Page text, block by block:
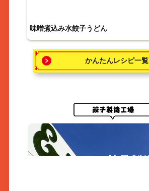
味噌煮込み水餃子うどん
かんたんレシピ一覧